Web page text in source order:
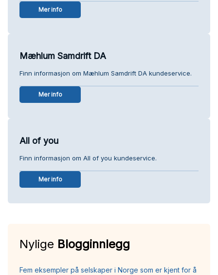
Mer info
Mæhlum Samdrift DA
Finn informasjon om Mæhlum Samdrift DA kundeservice.
Mer info
All of you
Finn informasjon om All of you kundeservice.
Mer info
Nylige Blogginnlegg
Fem eksempler på selskaper i Norge som er kjent for å